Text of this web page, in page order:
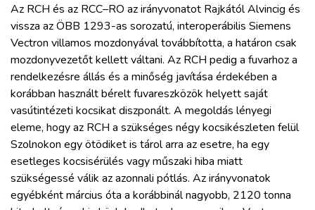
Az RCH és az RCC–RO az irányvonatot Rajkától Alvincig és
vissza az ÖBB 1293-as sorozatú, interoperábilis Siemens
Vectron villamos mozdonyával továbbította, a határon csak
mozdonyvezetőt kellett váltani. Az RCH pedig a fuvarhoz a
rendelkezésre állás és a minőség javítása érdekében a
korábban használt bérelt fuvareszközök helyett saját
vasútintézeti kocsikat diszponált. A megoldás lényegi
eleme, hogy az RCH a szükséges négy kocsikészleten felül
Szolnokon egy ötödiket is tárol arra az esetre, ha egy
esetleges kocsisérülés vagy műszaki hiba miatt
szükségessé válik az azonnali pótlás. Az irányvonatok
egyébként március óta a korábbinál nagyobb, 2120 tonna